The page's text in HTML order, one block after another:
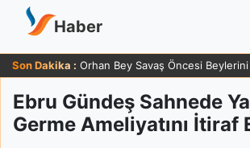
Haber
Son Dakika : Orhan Bey Savaş Öncesi Beylerini
Ebru Gündeş Sahnede
Germe Ameliyatını İtiraf